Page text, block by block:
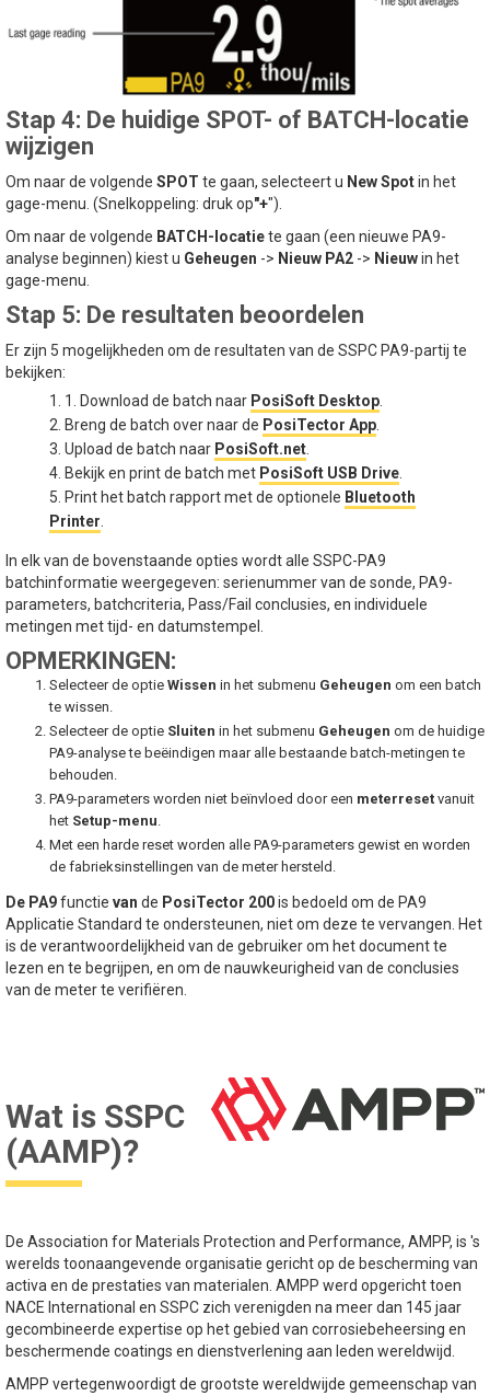
Stap 4: De huidige SPOT- of BATCH-locatie
wijzigen
Om naar de volgende SPOT te gaan, selecteert u New Spotin het
gage-menu. (Snelkoppeling: druk op"+").
Om naar de volgende BATCH-locatiete gaan (een nieuwe PA9-
analyse beginnen) kiest u Geheugen -> Nieuw PA2 -> Nieuwin het
gage-menu.
Stap 5: De resultaten beoordelen
Er zijn 5 mogelijkheden om de resultaten van de SSPC PA9-partij te
bekijken:
1. 1. Download de batch naar PosiSoft Desktop
2. Breng de batch over naar de PosiTector App
3. Upload de batch naar PosiSoft.net
4. Bekijk en print de batch met PosiSoft USB Drive
5. Print het batch rapport met de optionele Bluetooth
Printer
In elk van de bovenstaande opties wordt alle SSPC-PA9
batchinformatie weergegeven: serienummer van de sonde, PA9-
parameters, batchcriteria, Pass/Fail conclusies, en individuele
metingen met tijd- en datumstempel.
OPMERKINGEN:
Selecteer de optie Wissen in het submenu Geheugen om een batch
te wissen.
Selecteer de optie Sluiten in het submenu Geheugen om de huidige
PA9-analyse te beëindigen maar alle bestaande batch-metingen te
behouden.
PA9-parameters worden niet beïnvloed door een meterreset vanuit
het Setup-menu
Met een harde reset worden alle PA9-parameters gewist en worden
de fabrieksinstellingen van de meter hersteld.
De PA9functie van de PosiTector 200is bedoeld om de PA9
Applicatie Standard te ondersteunen, niet om deze te vervangen. Het
is de verantwoordelijkheid van de gebruiker om het document te
lezen en te begrijpen, en om de nauwkeurigheid van de conclusies
van de meter te verifiëren.
Wat is SSPC
(AAMP)?
De Association for Materials Protection and Performance, AMPP, is 's
werelds toonaangevende organisatie gericht op de bescherming van
activa en de prestaties van materialen. AMPP werd opgericht toen
NACE International en SSPC zich verenigden na meer dan 145 jaar
gecombineerde expertise op het gebied van corrosiebeheersing en
beschermende coatings en dienstverlening aan leden wereldwijd.
AMPP vertegenwoordigt de grootste wereldwijde gemeenschap van